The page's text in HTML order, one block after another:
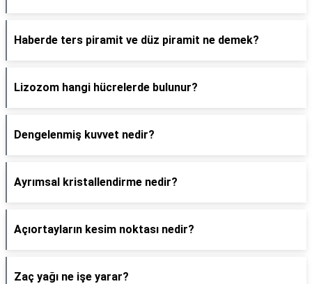
Haberde ters piramit ve düz piramit ne demek?
Lizozom hangi hücrelerde bulunur?
Dengelenmiş kuvvet nedir?
Ayrımsal kristallendirme nedir?
Açıortayların kesim noktası nedir?
Zaç yağı ne işe yarar?